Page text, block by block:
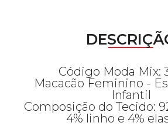
Código Moda Mix:
Macacão Feminino -
Infantil
Composição do Tecido:
4% linho e 4%